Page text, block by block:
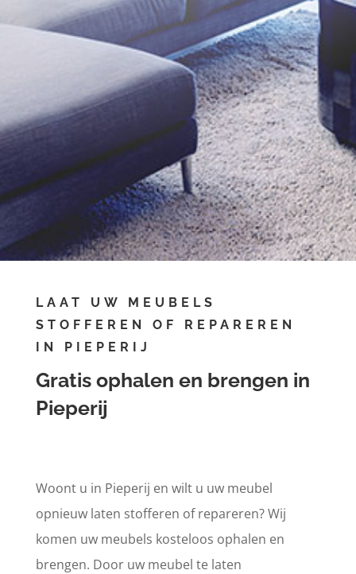
Bel met ons
(055) 201 01 68
Afspraak maken
LAAT UW MEUBELS
STOFFEREN OF REPAREREN
IN PIEPERIJ
Gratis ophalen en brengen in
Pieperij
Woont u in Pieperij en wilt u uw meubel
opnieuw laten stofferen of repareren? Wij
komen uw meubels kosteloos ophalen en
brengen. Door uw meubel te laten